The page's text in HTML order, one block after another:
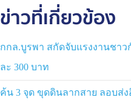
ข่าวที่เกี่ยวข้อง
กกล.บูรพา สกัดจับแรงงานชา
ละ 300 บาท
ค้น 3 จุด ขุดดินลากสาย ลอบส่